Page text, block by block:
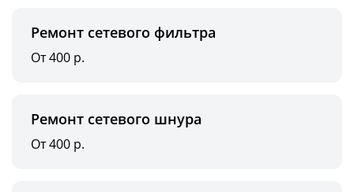
Ремонт сетевого фильтра
От 400 р.
Ремонт сетевого шнура
От 400 р.